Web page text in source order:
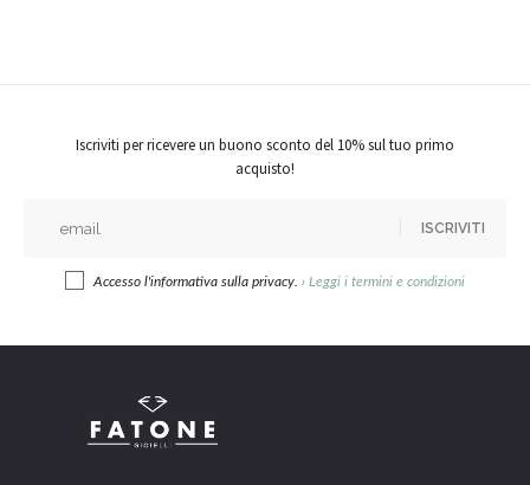
Iscriviti per ricevere un buono sconto del 10% sul tuo primo
acquisto!
ISCRIVITI
Accesso l'informativa sulla privacy. › Leggi i termini e condizioni